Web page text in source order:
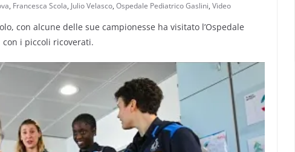
, Francesca Scola, Julio Velasco, Ospedale Pediatrico Gaslini, Video
con alcune delle sue campionesse ha visitato l’Ospedale
i piccoli ricoverati.